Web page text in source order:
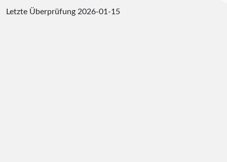
Letzte Überprüfung 2026-01-15